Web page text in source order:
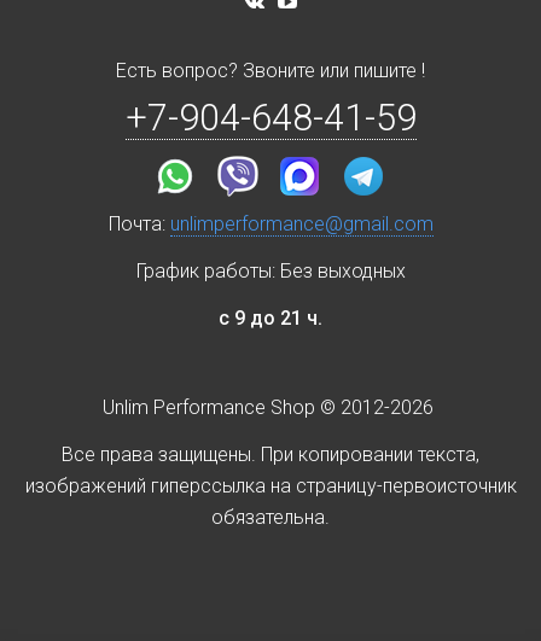
Есть вопрос? Звоните или пишите !
+7-904-648-41-59
Почта: unlimperformance@gmail.com
График работы: Без выходных
с 9 до 21 ч.
Unlim Performance Shop © 2012-2026
Все права защищены. При копировании текста,
изображений гиперссылка на страницу-первоисточник
обязательна.